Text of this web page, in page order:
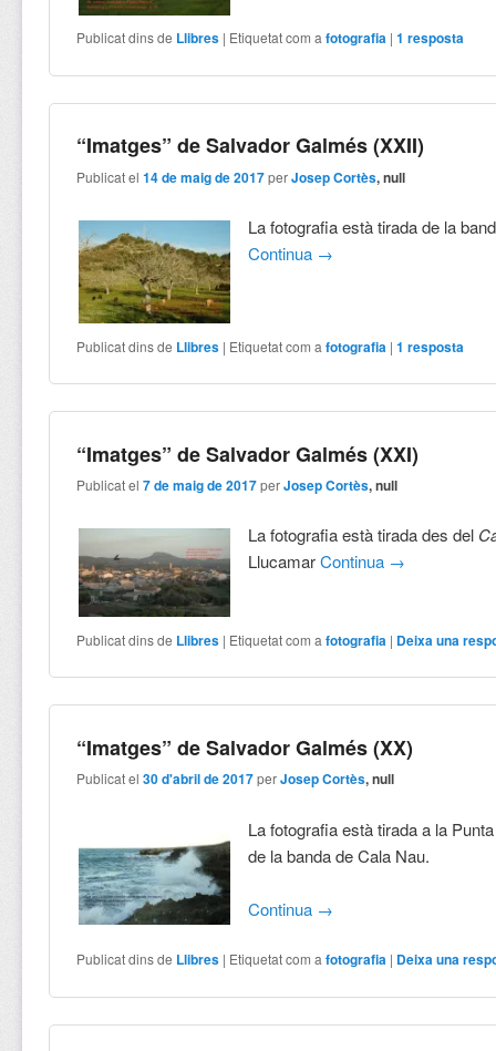
Publicat dins de Llibres | Etiquetat com a fotografia |1 resposta
“Imatges” de Salvador Galmés (XXII)
Publicat el14 de maig de 2017 perJosep Cortès, null
La fotografia està tirada de la
Continua →
Publicat dins de Llibres | Etiquetat com a fotografia |1 resposta
“Imatges” de Salvador Galmés (XXI)
Publicat el7 de maig de 2017 perJosep Cortès, null
La fotografia està tirada des del
LlucamarContinua →
Publicat dins de Llibres | Etiquetat com a fotografia | Deixa una
“Imatges” de Salvador Galmés (XX)
Publicat el30 d'abril de 2017 perJosep Cortès, null
La fotografia està tirada a la
de la banda de Cala Nau.
Continua →
Publicat dins de Llibres | Etiquetat com a fotografia | Deixa una